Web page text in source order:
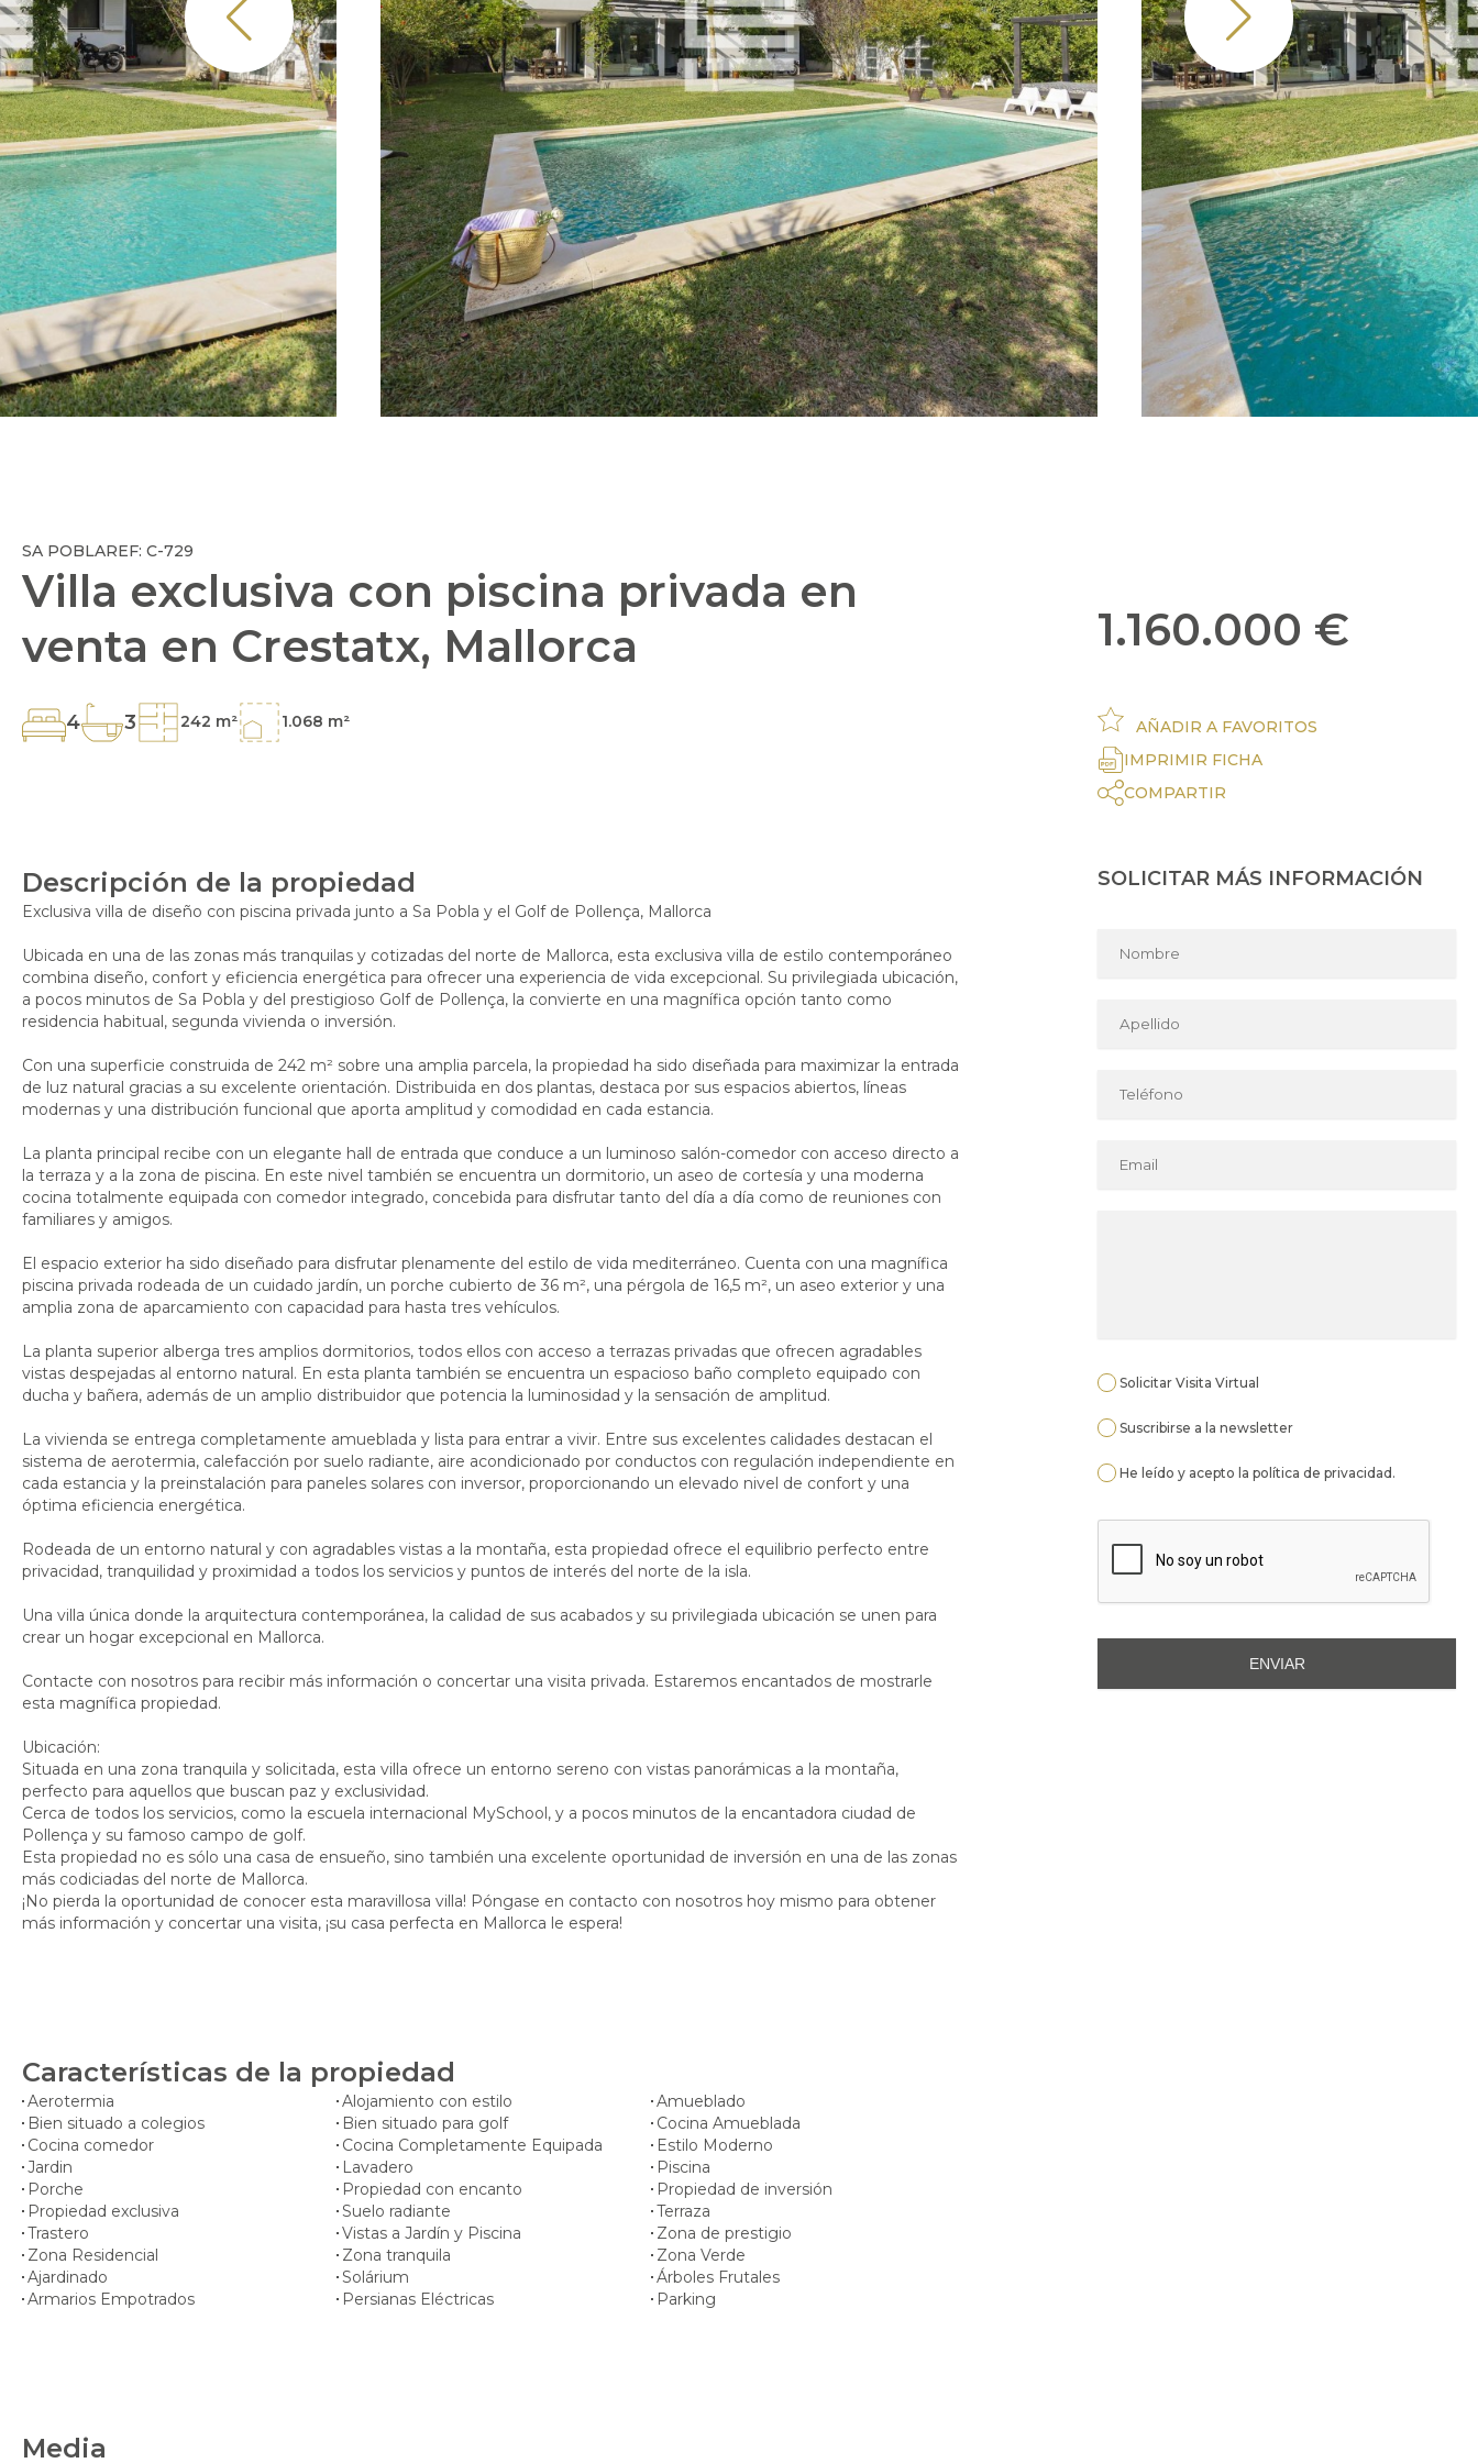
SA POBLAREF: C-729
Villa exclusiva con piscina privada en
venta en Crestatx, Mallorca
4 3 242 m² 1.068 m²
1.160.000 €
AÑADIR A FAVORITOS
IMPRIMIR FICHA
COMPARTIR
Descripción de la propiedad
Exclusiva villa de diseño con piscina privada junto a Sa Pobla y el Golf de Pollença, Mallorca
Ubicada en una de las zonas más tranquilas y cotizadas del norte de Mallorca, esta exclusiva villa de estilo contemporáneo
combina diseño, confort y eficiencia energética para ofrecer una experiencia de vida excepcional. Su privilegiada ubicación,
a pocos minutos de Sa Pobla y del prestigioso Golf de Pollença, la convierte en una magnífica opción tanto como
residencia habitual, segunda vivienda o inversión.
Con una superficie construida de 242 m² sobre una amplia parcela, la propiedad ha sido diseñada para maximizar la entrada
de luz natural gracias a su excelente orientación. Distribuida en dos plantas, destaca por sus espacios abiertos, líneas
modernas y una distribución funcional que aporta amplitud y comodidad en cada estancia.
La planta principal recibe con un elegante hall de entrada que conduce a un luminoso salón-comedor con acceso directo a
la terraza y a la zona de piscina. En este nivel también se encuentra un dormitorio, un aseo de cortesía y una moderna
cocina totalmente equipada con comedor integrado, concebida para disfrutar tanto del día a día como de reuniones con
familiares y amigos.
El espacio exterior ha sido diseñado para disfrutar plenamente del estilo de vida mediterráneo. Cuenta con una magnífica
piscina privada rodeada de un cuidado jardín, un porche cubierto de 36 m², una pérgola de 16,5 m², un aseo exterior y una
amplia zona de aparcamiento con capacidad para hasta tres vehículos.
La planta superior alberga tres amplios dormitorios, todos ellos con acceso a terrazas privadas que ofrecen agradables
vistas despejadas al entorno natural. En esta planta también se encuentra un espacioso baño completo equipado con
ducha y bañera, además de un amplio distribuidor que potencia la luminosidad y la sensación de amplitud.
La vivienda se entrega completamente amueblada y lista para entrar a vivir. Entre sus excelentes calidades destacan el
sistema de aerotermia, calefacción por suelo radiante, aire acondicionado por conductos con regulación independiente en
cada estancia y la preinstalación para paneles solares con inversor, proporcionando un elevado nivel de confort y una
óptima eficiencia energética.
Rodeada de un entorno natural y con agradables vistas a la montaña, esta propiedad ofrece el equilibrio perfecto entre
privacidad, tranquilidad y proximidad a todos los servicios y puntos de interés del norte de la isla.
Una villa única donde la arquitectura contemporánea, la calidad de sus acabados y su privilegiada ubicación se unen para
crear un hogar excepcional en Mallorca.
Contacte con nosotros para recibir más información o concertar una visita privada. Estaremos encantados de mostrarle
esta magnífica propiedad.
Ubicación:
Situada en una zona tranquila y solicitada, esta villa ofrece un entorno sereno con vistas panorámicas a la montaña,
perfecto para aquellos que buscan paz y exclusividad.
Cerca de todos los servicios, como la escuela internacional MySchool, y a pocos minutos de la encantadora ciudad de
Pollença y su famoso campo de golf.
Esta propiedad no es sólo una casa de ensueño, sino también una excelente oportunidad de inversión en una de las zonas
más codiciadas del norte de Mallorca.
¡No pierda la oportunidad de conocer esta maravillosa villa! Póngase en contacto con nosotros hoy mismo para obtener
más información y concertar una visita, ¡su casa perfecta en Mallorca le espera!
Características de la propiedad
Aerotermia Alojamiento con estilo
Amueblado
Bien situado a colegios
Bien situado para golf
Cocina Amueblada
Cocina comedor
Cocina Completamente Equipada
Estilo Moderno
Jardin
Lavadero
Piscina
Porche
Propiedad con encanto
Propiedad de inversión
Propiedad exclusiva
Suelo radiante
Terraza
Trastero
Vistas a Jardín y Piscina
Zona de prestigio
Zona Residencial
Zona tranquila
Zona Verde
Ajardinado
Solárium
Árboles Frutales
Armarios Empotrados
Persianas Eléctricas Parking
Media
SOLICITAR MÁS INFORMACIÓN
Solicitar Visita Virtual
Suscribirse a la newsletter
He leído y acepto la política de privacidad .